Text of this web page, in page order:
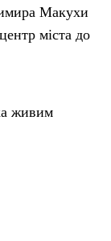
Макухи
міста до
живим